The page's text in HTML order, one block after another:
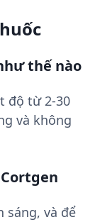
thế nào
độ từ 2-30
và không
sáng, và để